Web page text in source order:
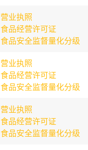
营业执照
食品经营许可证
食品安全监督量化分级
营业执照
食品经营许可证
食品安全监督量化分级
营业执照
食品经营许可证
食品安全监督量化分级